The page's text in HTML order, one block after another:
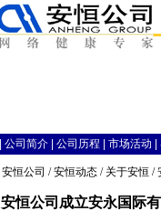
公司简介 公司历程 市场活动
安恒公司 /安恒动态 / 关于安恒 /
安恒公司成立安永国际